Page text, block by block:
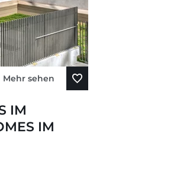
Mehr sehen
IM
IM